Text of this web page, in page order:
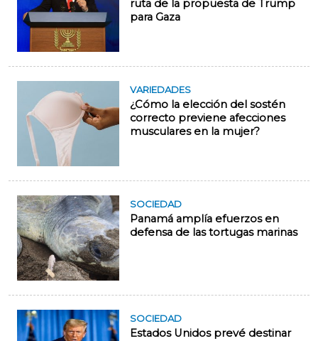
ruta de la propuesta de Trump
para Gaza
VARIEDADES
¿Cómo la elección del sostén
correcto previene afecciones
musculares en la mujer?
SOCIEDAD
Panamá amplía efuerzos en
defensa de las tortugas marinas
SOCIEDAD
Estados Unidos prevé destinar